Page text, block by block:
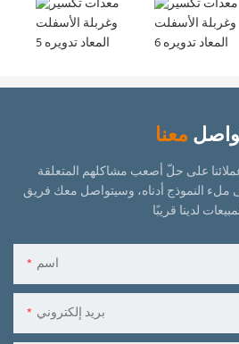
معنا
على حلّ أصعب مشاكلهم المتعلقة
ملء النموذج أدناه، وسيتواصل معك فريق
اسم
بريد إلكتروني